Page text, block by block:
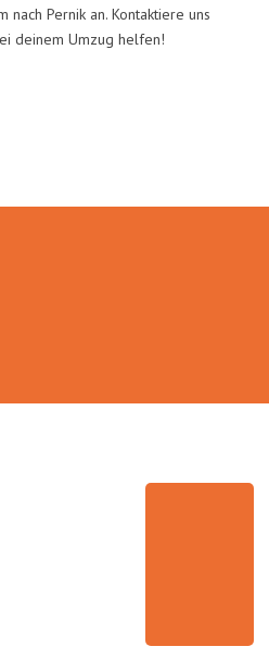
Pernik an. Kontaktiere uns
deinem Umzug helfen!